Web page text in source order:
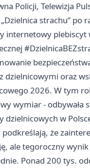
Policji, Telewizja
strachu” po
internetowy plebiscyt
dzielnicowymi oraz
2026. W tym
wymiar - odbywała
dzielnicowych w
że
ale tegoroczny
Ponad 200 tys.